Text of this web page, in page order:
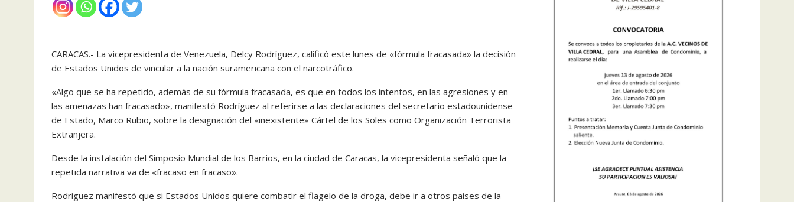
CARACAS.- La vicepresidenta de Venezuela, Delcy Rodríguez, calificó este lunes de «fórmula fracasada» la decisión
de Estados Unidos de vincular a la nación suramericana con el narcotráfico.
«Algo que se ha repetido, además de su fórmula fracasada, es que en todos los intentos, en las agresiones y en
las amenazas han fracasado», manifestó Rodríguez al referirse a las declaraciones del secretario estadounidense
de Estado, Marco Rubio, sobre la designación del «inexistente» Cártel de los Soles como Organización Terrorista
Extranjera.
Desde la instalación del Simposio Mundial de los Barrios, en la ciudad de Caracas, la vicepresidenta señaló que la
repetida narrativa va de «fracaso en fracaso».
Rodríguez manifestó que si Estados Unidos quiere combatir el flagelo de la droga, debe ir a otros países de la